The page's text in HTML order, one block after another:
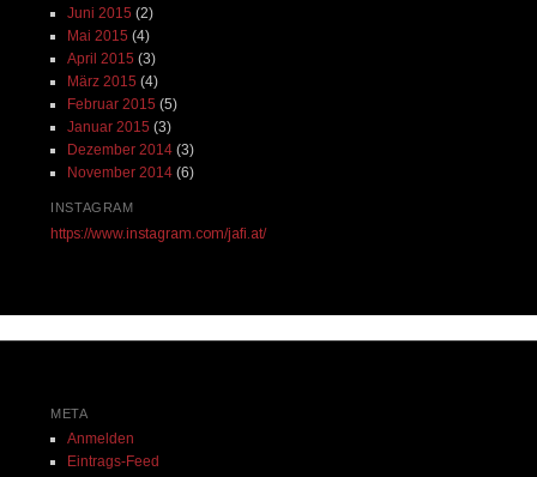
Juni 2015 (2)
Mai 2015 (4)
April 2015 (3)
März 2015 (4)
Februar 2015 (5)
Januar 2015 (3)
Dezember 2014(3)
November 2014(6)
INSTAGRAM
https://www.instagram.com/jafi.at/
META
Anmelden
Eintrags-Feed